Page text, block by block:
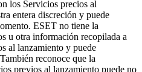
los Servicios precios al
entera discreción y puede
ESET no tiene la
u otra información recopilada a
al lanzamiento y puede
reconoce que la
previos al lanzamiento puede no